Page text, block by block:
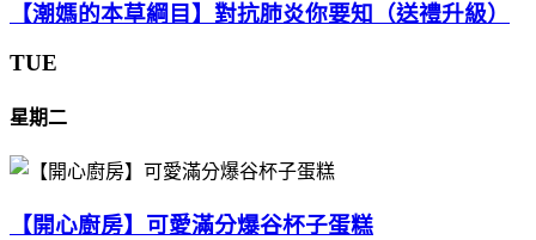
【潮媽的本草綱目】對抗肺炎你要知（送禮升級）
TUE
星期二
【開心廚房】可愛滿分爆谷杯子蛋糕